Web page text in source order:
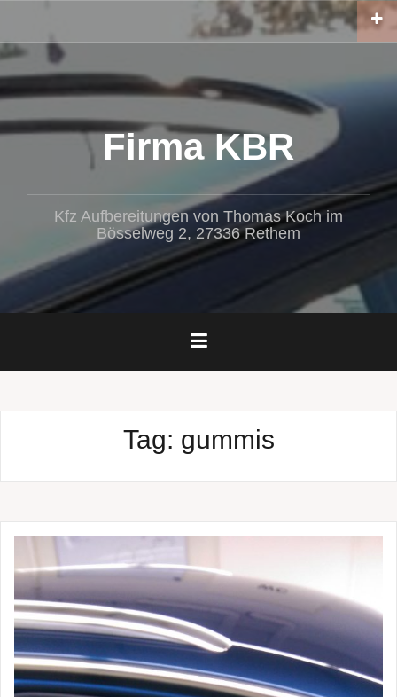
springen
Firma KBR
Kfz Aufbereitungen von Thomas Koch im
Bösselweg 2, 27336 Rethem
Tag: gummis